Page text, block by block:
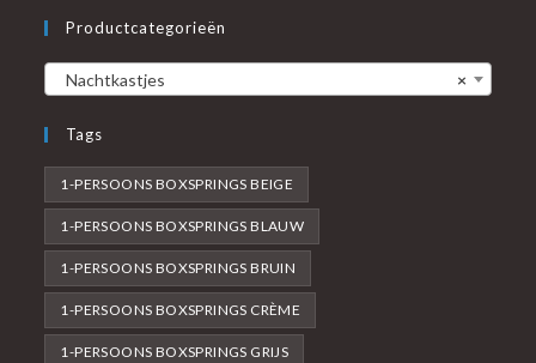
Productcategorieën
×
Nachtkastjes
Tags
1-PERSOONS BOXSPRINGS BEIGE
1-PERSOONS BOXSPRINGS BLAUW
1-PERSOONS BOXSPRINGS BRUIN
1-PERSOONS BOXSPRINGS CRÈME
1-PERSOONS BOXSPRINGS GRIJS